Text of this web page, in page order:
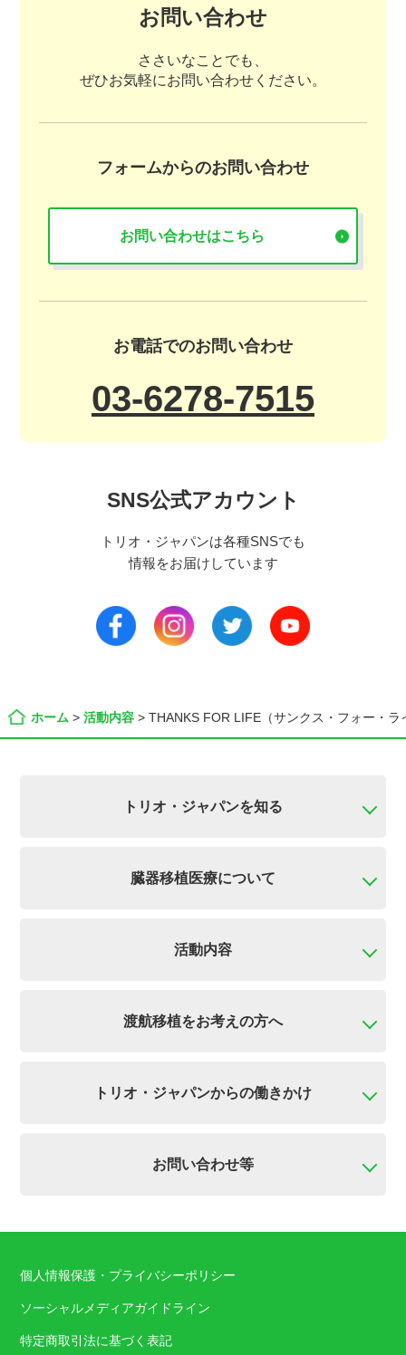
お問い合わせ
ささいなことでも、
ぜひお気軽にお問い合わせください。
フォームからのお問い合わせ
お問い合わせはこちら
お電話でのお問い合わせ
03-6278-7515
SNS公式アカウント
トリオ・ジャパンは各種SNSでも
情報をお届けしています
ホーム > 活動内容 > THANKS FOR LIFE（サンクス・フォー・ラ
トリオ・ジャパンを知る
臓器移植医療について
活動内容
渡航移植をお考えの方へ
トリオ・ジャパンからの働きかけ
お問い合わせ等
個人情報保護・プライバシーポリシー
ソーシャルメディアガイドライン
特定商取引法に基づく表記